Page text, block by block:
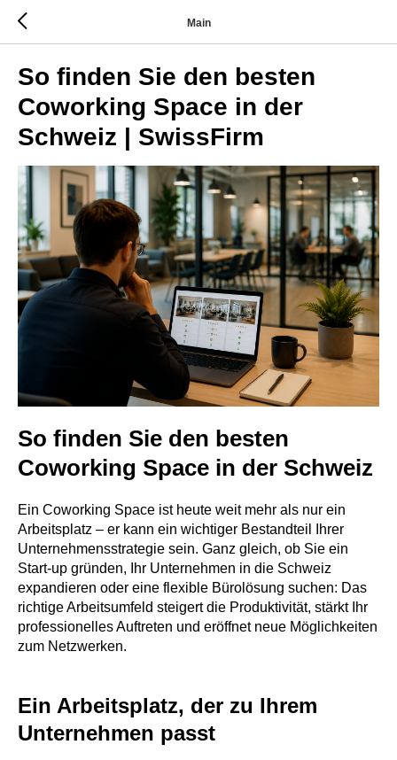
Main
So finden Sie den besten
Coworking Space in der
Schweiz | SwissFirm
So finden Sie den besten
Coworking Space in der Schweiz
Ein Coworking Space ist heute weit mehr als nur ein
Arbeitsplatz – er kann ein wichtiger Bestandteil Ihrer
Unternehmensstrategie sein. Ganz gleich, ob Sie ein
Start-up gründen, Ihr Unternehmen in die Schweiz
expandieren oder eine flexible Bürolösung suchen: Das
richtige Arbeitsumfeld steigert die Produktivität, stärkt Ihr
professionelles Auftreten und eröffnet neue Möglichkeiten
zum Netzwerken.
Ein Arbeitsplatz, der zu Ihrem
Unternehmen passt